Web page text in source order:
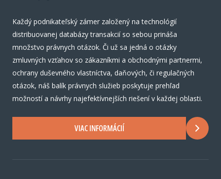
Každý podnikateľský zámer založený na technológií
distribuovanej databázy transakcií so sebou prináša
množstvo právnych otázok. Či už sa jedná o otázky
zmluvných vzťahov so zákazníkmi a obchodnými partnermi,
ochrany duševného vlastníctva, daňových, či regulačných
otázok, náš balík právnych služieb poskytuje prehľad
možností a návrhy najefektívnejších riešení v každej oblasti.
VIAC INFORMÁCIÍ